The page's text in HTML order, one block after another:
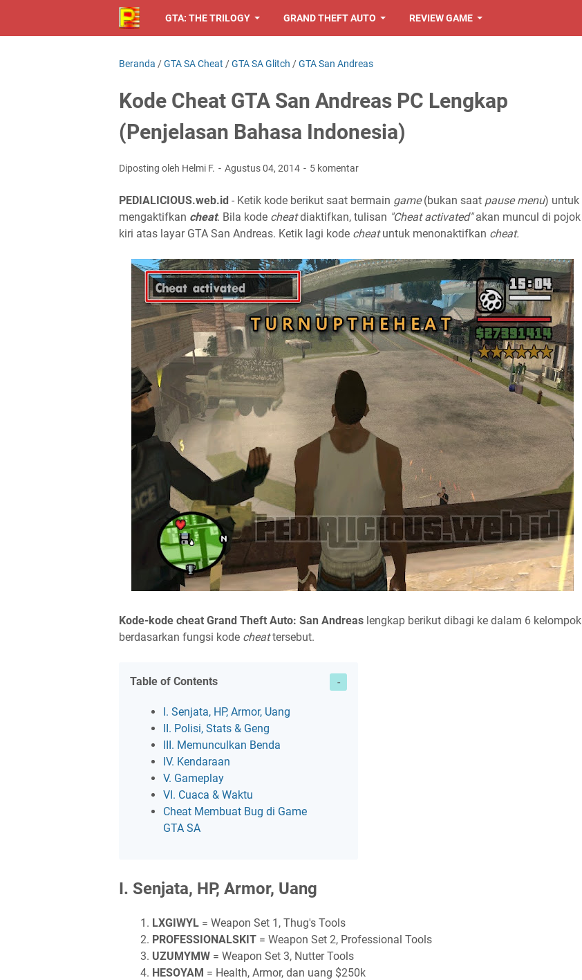
GTA: THE TRILOGY GRAND THEFT AUTO REVIEW GAME
Beranda /GTA SA Cheat /GTA SA Glitch /GTA San Andreas
Kode Cheat GTA San Andreas PC Lengkap
(Penjelasan Bahasa Indonesia)
Diposting oleh Helmi F. Agustus 04, 2014 5 komentar
PEDIALICIOUS.web.id - Ketik kode berikut saat bermain game(bukan saat pause menu) untuk
mengaktifkan cheat. Bila kode cheatdiaktifkan, tulisan "Cheat activated"akan muncul di pojok
kiri atas layar GTA San Andreas. Ketik lagi kode cheatuntuk menonaktifkan cheat.
Kode-kode cheat Grand Theft Auto: San Andreas lengkap berikut dibagi ke dalam 6 kelompok
berdasarkan fungsi kode cheattersebut.
Table of Contents
I. Senjata, HP, Armor, Uang
II. Polisi, Stats & Geng
III. Memunculkan Benda
IV. Kendaraan
V. Gameplay
VI. Cuaca & Waktu
Cheat Membuat Bug di Game
GTA SA
I. Senjata, HP, Armor, Uang
LXGIWYL = Weapon Set 1, Thug's Tools
PROFESSIONALSKIT = Weapon Set 2, Professional Tools
UZUMYMW = Weapon Set 3, Nutter Tools
HESOYAM = Health, Armor, dan uang $250k